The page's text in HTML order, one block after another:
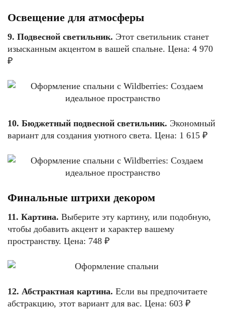
Освещение для атмосферы
9. Подвесной светильник. Этот светильник станет
изысканным акцентом в вашей спальне. Цена: 4 970
₽
10. Бюджетный подвесной светильник. Экономный
вариант для создания уютного света. Цена: 1 615 ₽
Финальные штрихи декором
11. Картина. Выберите эту картину, или подобную,
чтобы добавить акцент и характер вашему
пространству. Цена: 748 ₽
12. Абстрактная картина. Если вы предпочитаете
абстракцию, этот вариант для вас. Цена: 603 ₽